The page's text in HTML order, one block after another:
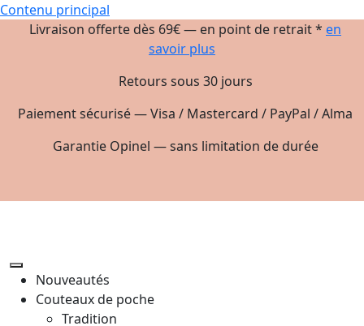
Contenu principal
Livraison offerte dès 69€ — en point de retrait * en
savoir plus
Retours sous 30 jours
Paiement sécurisé — Visa / Mastercard / PayPal / Alma
Garantie Opinel — sans limitation de durée
Nouveautés
Couteaux de poche
Tradition